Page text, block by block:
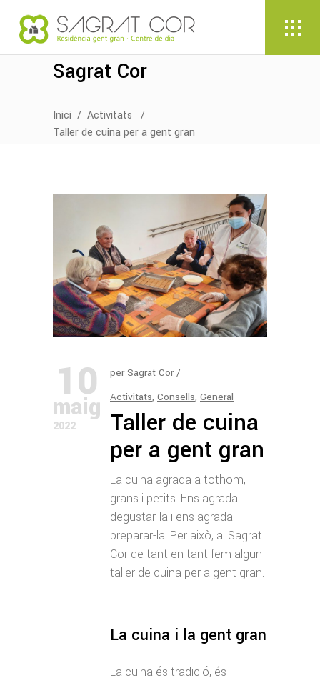
Sagrat Cor
Inici / Activitats
/
Taller de cuina per a gent gran
10
maig
2022
perSagrat Cor
Activitats, Consells, General
Taller de cuina
per a gent gran
La cuina agrada a tothom,
grans i petits. Ens agrada
degustar-la i ens agrada
preparar-la. Per això, al Sagrat
Cor de tant en tant fem algun
taller de cuina per a gent gran.
La cuina i la gent gran
La cuina és tradició, és